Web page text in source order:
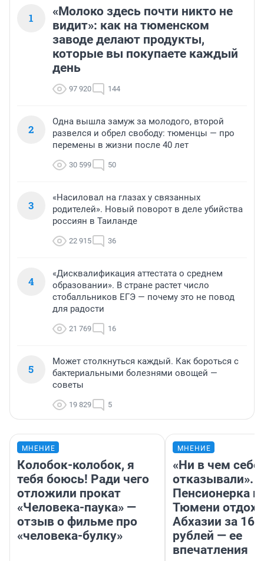
1
«Молоко здесь почти никто не
видит»: как на тюменском
заводе делают продукты,
которые вы покупаете каждый
день
97 920 144
2
Одна вышла замуж за молодого, второй
развелся и обрел свободу: тюменцы — про
перемены в жизни после 40 лет
30 599 50
3
«Насиловал на глазах у связанных
родителей». Новый поворот в деле убийства
россиян в Таиланде
22 915 36
4
«Дисквалификация аттестата о среднем
образовании». В стране растет число
стобалльников ЕГЭ — почему это не повод
для радости
21 769 16
5
Может столкнуться каждый. Как бороться с
бактериальными болезнями овощей —
советы
19 829 5
МНЕНИЕ
Колобок-колобок, я
тебя боюсь! Ради чего
отложили прокат
«Человека-паука» —
отзыв о фильме про
«человека-булку»
МНЕНИЕ
«Ни в чем себе
отказывали».
Пенсионерка
Тюмени
Абхазии за
рублей — ее
впечатления